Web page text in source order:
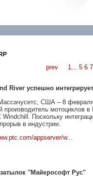
prev 1... 5 6 7
River успешно
США – 8 февраля
производитель мотоциклов
Windchill. Поскольку
в индустрии.
appserver/w...
"Майкрософт Рус"